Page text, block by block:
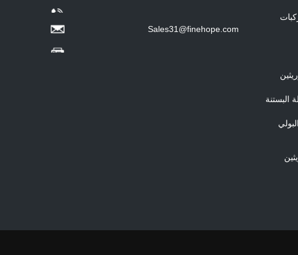
Portable Changing
Foam Change Mat -
البستنة
Sales31@finehope.com